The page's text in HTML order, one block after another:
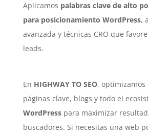
Aplicamos palabras clave de alto
para posicionamiento WordPress,
avanzada y técnicas CRO que
leads.
En HIGHWAY TO SEO, optimizamos
páginas clave, blogs y todo el
WordPresspara maximizar
buscadores. Si necesitas una web